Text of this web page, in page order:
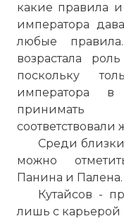
какие правила
императора
любые
возрастала
поскольку
императора
Среди
можно
Панина и Палена.
Кутайсов -
лишь с